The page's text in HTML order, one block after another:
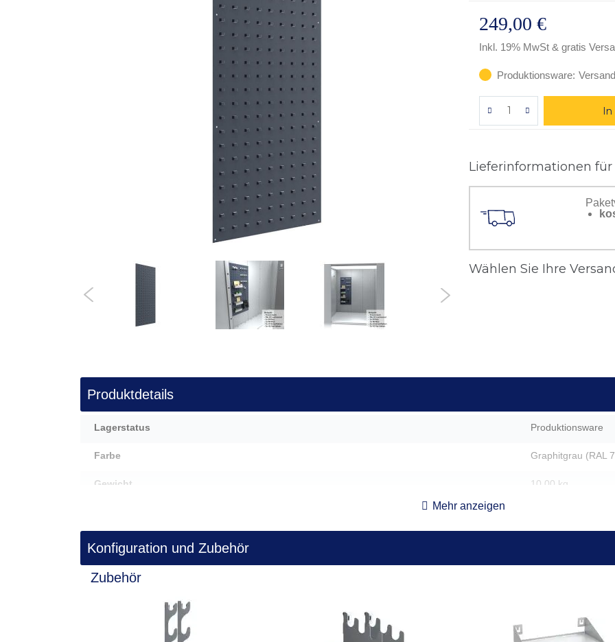
Anfang
der
Bildergalerie
springen
249,00 €
Inkl. 19% MwSt& gratis
Produktionsware:
Lieferinformationen
Wählen Sie Ihre
Produktdetails
Informationen
Lagerstatus Produktionsware
Farbe Graphitgrau (RAL
Gewicht 10,00 kg
Mehr anzeigen
Konfiguration und Zubehör
Zubehör